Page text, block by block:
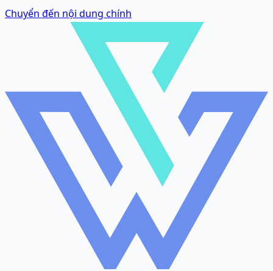
Chuyển đến nội dung chính